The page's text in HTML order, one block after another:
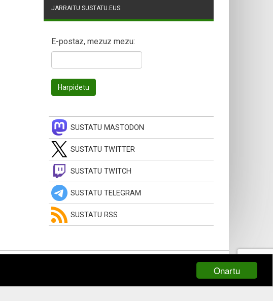
Onartu
JARRAITU SUSTATU.EUS
E-postaz, mezuz mezu:
SUSTATU MASTODON
SUSTATU TWITTER
SUSTATU TWITCH
SUSTATU TELEGRAM
SUSTATU RSS